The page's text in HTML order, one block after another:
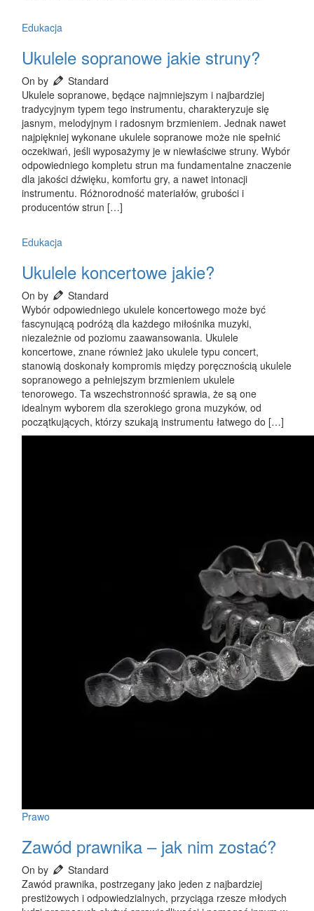
Edukacja
Ukulele sopranowe jakie struny?
On by
Standard
Ukulele sopranowe, będące najmniejszym i najbardziej
tradycyjnym typem tego instrumentu, charakteryzuje się
jasnym, melodyjnym i radosnym brzmieniem. Jednak nawet
najpiękniej wykonane ukulele sopranowe może nie spełnić
oczekiwań, jeśli wyposażymy je w niewłaściwe struny. Wybór
odpowiedniego kompletu strun ma fundamentalne znaczenie
dla jakości dźwięku, komfortu gry, a nawet intonacji
instrumentu. Różnorodność materiałów, grubości i
producentów strun […]
Edukacja
Ukulele koncertowe jakie?
On by
Standard
Wybór odpowiedniego ukulele koncertowego może być
fascynującą podróżą dla każdego miłośnika muzyki,
niezależnie od poziomu zaawansowania. Ukulele
koncertowe, znane również jako ukulele typu concert,
stanowią doskonały kompromis między poręcznością ukulele
sopranowego a pełniejszym brzmieniem ukulele
tenorowego. Ta wszechstronność sprawia, że są one
idealnym wyborem dla szerokiego grona muzyków, od
początkujących, którzy szukają instrumentu łatwego do […]
Prawo
Zawód prawnika – jak nim zostać?
On by
Standard
Zawód prawnika, postrzegany jako jeden z najbardziej
prestiżowych i odpowiedzialnych, przyciąga rzesze młodych